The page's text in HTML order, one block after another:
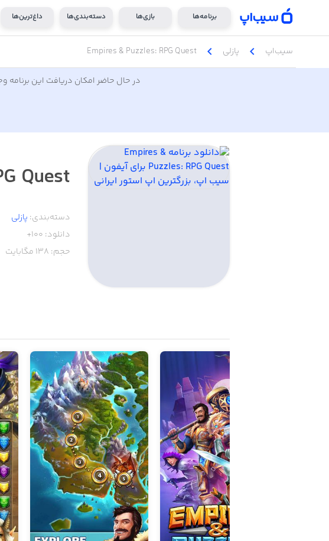
برنامه‌ها بازی‌ها دسته‌بندی‌ها داغ‌ترین‌ها
سیب‌اپ chevron_left پازلی chevron_left
Empires & Puzzles: RPG Quest
در حال حاضر امکان دریافت این برنامه
Quest
دسته‌بندی: پازلی
دانلود: 100+
حجم: 138 مگابایت